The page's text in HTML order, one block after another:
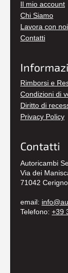
Il mio account
Chi Siamo
Lavora con noi
Contatti
Rimborsi e
Condizioni di
Diritto di
Privacy Policy
Contatti
Autoricambi
Via dei
71042
email:
Telefono: +39